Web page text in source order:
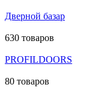
Дверной базар
630 товаров
PROFILDOORS
80 товаров